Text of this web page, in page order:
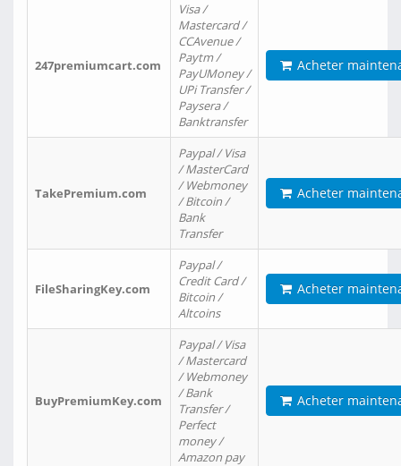
247premiumcart.com
Visa /
Mastercard /
CCAvenue /
Paytm /
PayUMoney /
UPi Transfer /
Paysera /
Banktransfer
Acheter
TakePremium.com
Paypal / Visa
/ MasterCard
/ Webmoney
/ Bitcoin /
Bank
Transfer
Acheter
FileSharingKey.com
Paypal /
Credit Card /
Bitcoin /
Altcoins
Acheter
BuyPremiumKey.com
Paypal / Visa
/ Mastercard
/ Webmoney
/ Bank
Transfer /
Perfect
money /
Amazon pay
Acheter